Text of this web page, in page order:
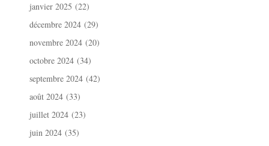
janvier 2025 (22)
décembre 2024 (29)
novembre 2024 (20)
octobre 2024 (34)
septembre 2024 (42)
août 2024 (33)
juillet 2024 (23)
juin 2024 (35)